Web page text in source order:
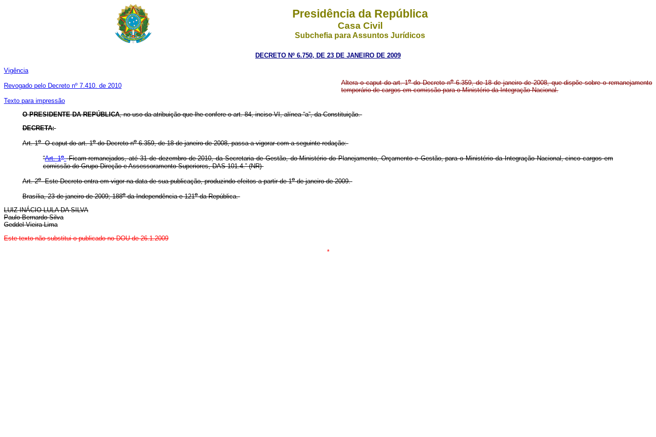
Presidência da República
Casa Civil
Subchefia para Assuntos Jurídicos
DECRETO Nº 6.750, DE 23 DE JANEIRO DE 2009
Vigência
Revogado pelo Decreto nº 7.410. de 2010
Texto para impressão
Altera o caput do art. 1odo Decreto no6.359, de 18 de janeiro de 2008, que dispõe sobre o remanejamento
temporário de cargos em comissão para o Ministério da Integração Nacional.
O PRESIDENTE DA REPÚBLICA, no uso da atribuição que lhe confere o art. 84, inciso VI, alínea “a”, da Constituição.
DECRETA:
Art. 1oO caput do art. 1odo Decreto no6.359, de 18 de janeiro de 2008, passa a vigorar com a seguinte redação:
“Art. 1o Ficam remanejados, até 31 de dezembro de 2010, da Secretaria de Gestão, do Ministério do Planejamento, Orçamento e Gestão, para o Ministério da Integração Nacional, cinco cargos em
comissão do Grupo-Direção e Assessoramento Superiores, DAS 101.4.” (NR)
Art. 2oEste Decreto entra em vigor na data de sua publicação, produzindo efeitos a partir de 1ode janeiro de 2009.
Brasília, 23 de janeiro de 2009; 188oda Independência e 121oda República.
LUIZ INÁCIO LULA DA SILVA
Paulo Bernardo Silva
Geddel Vieira Lima
Estetexto não substitui o publicado no DOU de 26.1.2009
*